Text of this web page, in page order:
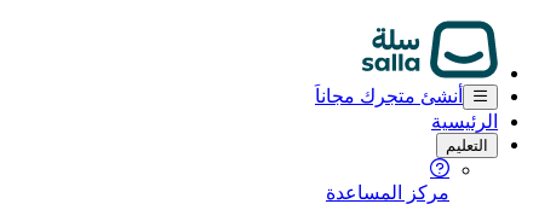
أنشئ متجرك مجاناَ
الرئيسية
التعليم
مركز المساعدة